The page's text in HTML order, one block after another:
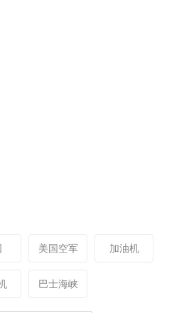
美国空军 加油机
巴士海峡